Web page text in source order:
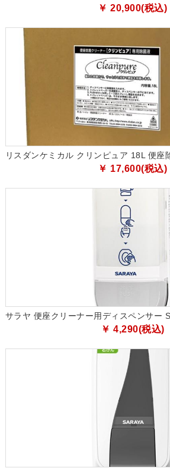
￥ 20,900(税込)
リスダンケミカル クリンピュア 18L 便座
￥ 17,600(税込)
サラヤ 便座クリーナー用ディスペンサー
￥ 4,290(税込)